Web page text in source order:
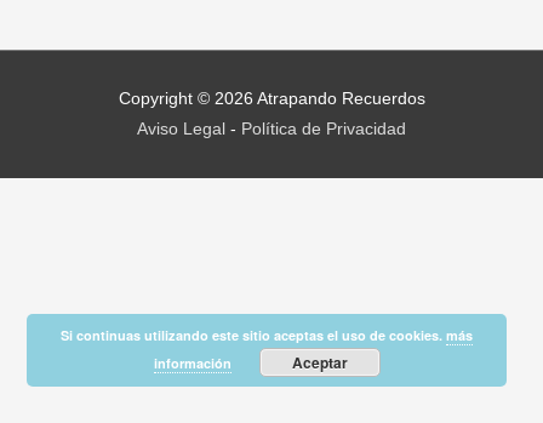
Copyright © 2026 Atrapando Recuerdos
Aviso Legal - Política de Privacidad
Si continuas utilizando este sitio aceptas el uso de cookies.más
información
Aceptar